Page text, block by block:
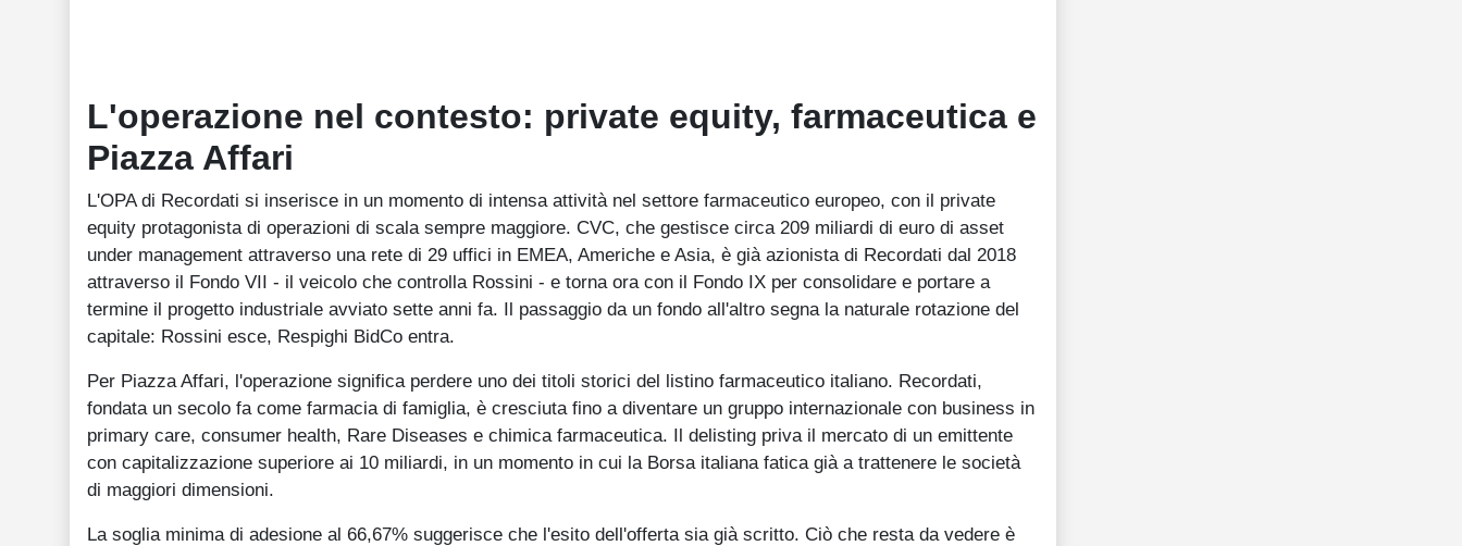
L'operazione nel contesto: private equity, farmaceutica e
Piazza Affari
L'OPA di Recordati si inserisce in un momento di intensa attività nel settore farmaceutico europeo, con il private
equity protagonista di operazioni di scala sempre maggiore. CVC, che gestisce circa 209 miliardi di euro di asset
under management attraverso una rete di 29 uffici in EMEA, Americhe e Asia, è già azionista di Recordati dal 2018
attraverso il Fondo VII - il veicolo che controlla Rossini - e torna ora con il Fondo IX per consolidare e portare a
termine il progetto industriale avviato sette anni fa. Il passaggio da un fondo all'altro segna la naturale rotazione del
capitale: Rossini esce, Respighi BidCo entra.
Per Piazza Affari, l'operazione significa perdere uno dei titoli storici del listino farmaceutico italiano. Recordati,
fondata un secolo fa come farmacia di famiglia, è cresciuta fino a diventare un gruppo internazionale con business in
primary care, consumer health, Rare Diseases e chimica farmaceutica. Il delisting priva il mercato di un emittente
con capitalizzazione superiore ai 10 miliardi, in un momento in cui la Borsa italiana fatica già a trattenere le società
di maggiori dimensioni.
La soglia minima di adesione al 66,67% suggerisce che l'esito dell'offerta sia già scritto. Ciò che resta da vedere è